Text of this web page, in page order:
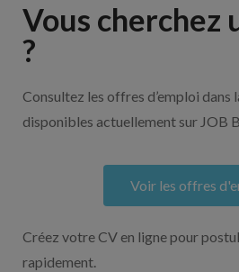
Vous cherchez
?
Consultez les offres d’emploi dans
disponibles actuellement sur JOB
Voir les offres
Créez votre CV en ligne pour
rapidement.